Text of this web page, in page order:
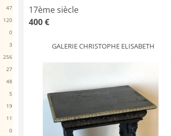
47
120
0
3
256
27
48
5
19
11
0
17ème siècle
400 €
GALERIE CHRISTOPHE ELISABETH